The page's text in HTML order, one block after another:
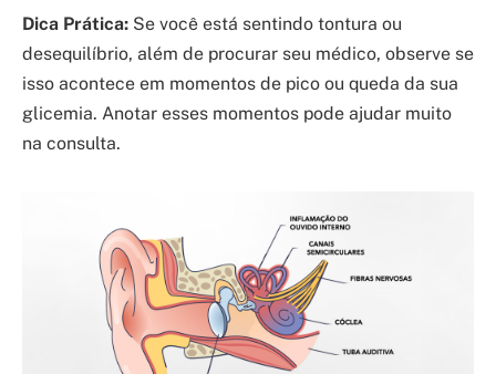
Dica Prática: Se você está sentindo tontura ou
desequilíbrio, além de procurar seu médico, observe se
isso acontece em momentos de pico ou queda da sua
glicemia. Anotar esses momentos pode ajudar muito
na consulta.